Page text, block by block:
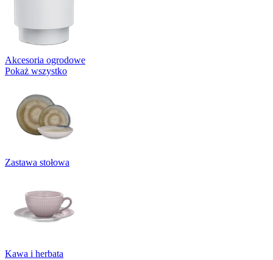
Akcesoria ogrodowe
Pokaż wszystko
Zastawa stołowa
Kawa i herbata